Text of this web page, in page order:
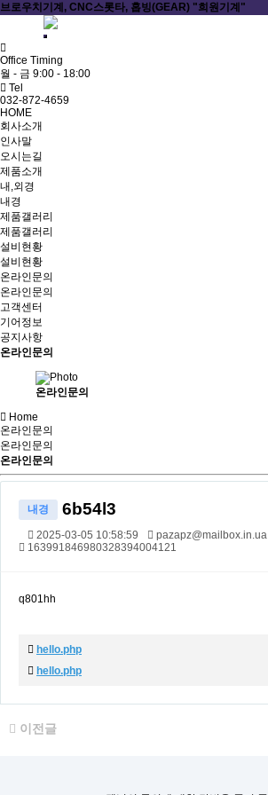
브로우치기계, CNC스롯타, 홉빙(GEAR) "희원기계"
Office Timing
월 - 금 9:00 - 18:00
Tel
032-872-4659
HOME
회사소개
인사말
오시는길
제품소개
내,외경
내경
제품갤러리
제품갤러리
설비현황
설비현황
온라인문의
온라인문의
고객센터
기어정보
공지사항
온라인문의
온라인문의
Home
온라인문의
온라인문의
온라인문의
내경 6b54l3
2025-03-05 10:58:59
pazapz@mailbox.in.ua
163991846980328394004121
q801hh
hello.php
hello.php
이전글